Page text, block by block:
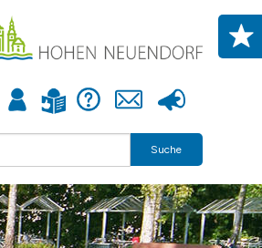
Anmelden Leichte Sprache Hilfe Kontakt Presse
Suche